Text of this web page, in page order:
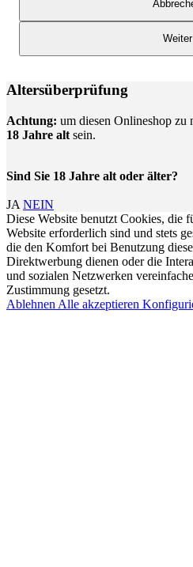
Weiter
Altersüberprüfung
Achtung: um diesen Onlineshop zu
18 Jahre alt sein.
Sind Sie 18 Jahre alt oder älter?
JA NEIN
Diese Website benutzt Cookies, die
Website erforderlich sind und stets
die den Komfort bei Benutzung
Direktwerbung dienen oder die
und sozialen Netzwerken
Zustimmung gesetzt.
Ablehnen Alle akzeptieren